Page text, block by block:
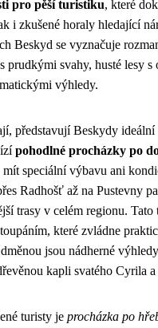
pro pěší turistiku, které
i zkušené horaly hledající
Beskyd se vyznačuje
prudkými svahy, husté lesy s
výhledy.
představují Beskydy ideální
pohodlné procházky po
mít speciální výbavu ani
Radhošť až na Pustevny
trasy v celém regionu. Tato
které zvládne
jsou nádherné
kapli svatého Cyrila
turisty je procházka po